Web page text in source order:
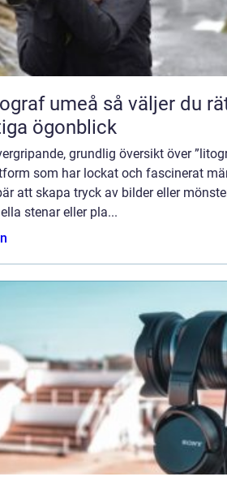
så väljer du rätt fotograf för
ögonblick
grundlig översikt över
som har lockat och fascinerat
att skapa tryck av bilder eller
stenar eller pla...